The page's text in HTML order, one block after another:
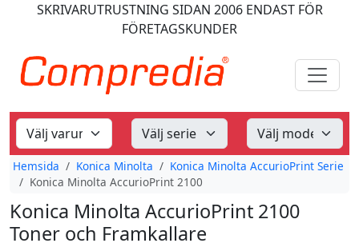
SKRIVARUTRUSTNING SIDAN 2006ENDAST FÖR
FÖRETAGSKUNDER
Hemsida Konica Minolta
Konica Minolta AccurioPrint Serie
Konica Minolta AccurioPrint 2100
Konica Minolta AccurioPrint 2100
Toner och Framkallare